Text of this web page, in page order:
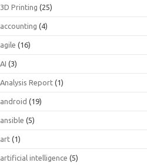
3D Printing (25)
accounting (4)
agile (16)
AI (3)
Analysis Report (1)
android (19)
ansible (5)
art (1)
artificial intelligence (5)